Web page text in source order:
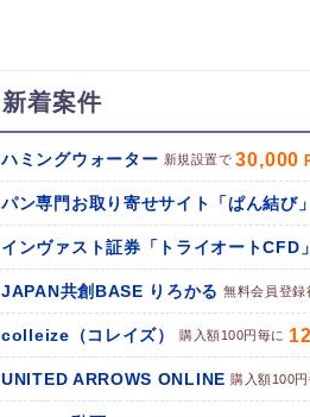
新着案件
ハミングウォーター 新規設置で 30,000
インヴァスト証券「トライオートCFD」
JAPAN共創BASE りろかる 無料会員登録
colleize（コレイズ） 購入額100円毎に 12
UNITED ARROWS ONLINE 購入額100